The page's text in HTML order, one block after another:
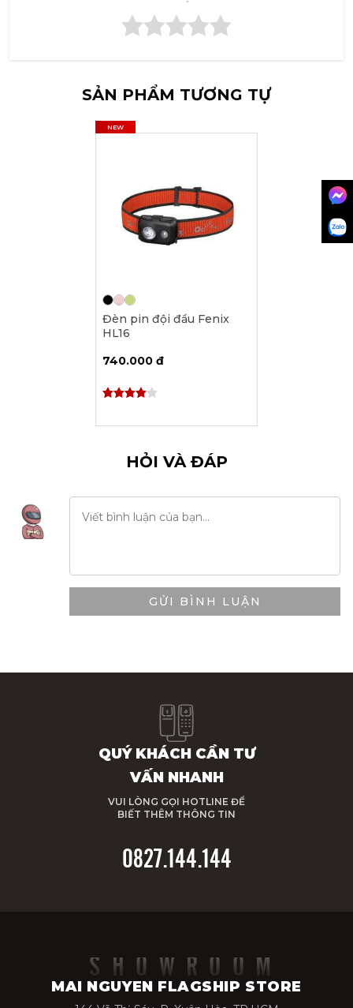
SẢN PHẨM TƯƠNG TỰ
NEW
Đèn pin đội đầu Fenix
HL16
740.000 đ
HỎI VÀ ĐÁP
GỬI BÌNH LUẬN
QUÝ KHÁCH CẦN TƯ
VẤN NHANH
VUI LÒNG GỌI HOTLINE ĐỂ
BIẾT THÊM THÔNG TIN
0827.144.144
SHOWROOM
MAI NGUYEN FLAGSHIP STORE